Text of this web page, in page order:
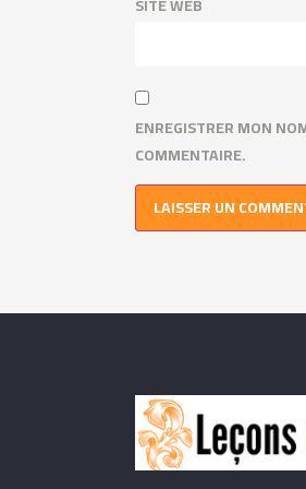
SITE WEB
ENREGISTRER MON
COMMENTAIRE.